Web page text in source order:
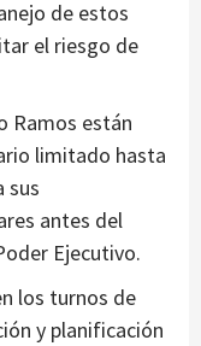
de estos
el riesgo de
Ramos están
limitado hasta
sus
antes del
Ejecutivo.
los turnos de
y planificación